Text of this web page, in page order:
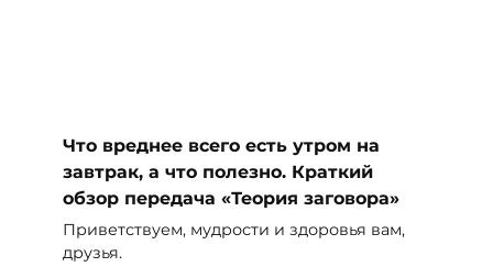
Что вреднее всего есть утром на
завтрак, а что полезно. Краткий
обзор передача «Теория заговора»
Приветствуем, мудрости и здоровья вам,
друзья.